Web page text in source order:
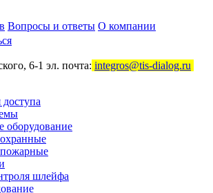
Вопросы и ответы О компании
6-1 эл. почта: integros@tis-dialog.ru
оборудование
шлейфа